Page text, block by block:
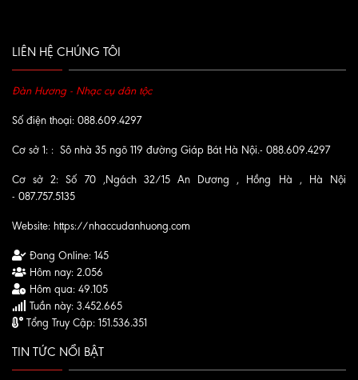
LIÊN HỆ CHÚNG TÔI
Đàn Hương - Nhạc cụ dân tộc
Số điện thoại: 088.609.4297
Cơ sở 1: : Sô nhà 35 ngõ 119 đường Giáp Bát Hà Nội.- 088.609.4297
Cơ sở 2: Số 70 ,Ngách 32/15 An Dương , Hồng Hà , Hà Nội
- 087.757.5135
Website: https://nhaccudanhuong.com
Đang Online: 145
Hôm nay: 2.056
Hôm qua: 49.105
Tuần này: 3.452.665
Tổng Truy Cập: 151.536.351
TIN TỨC NỔI BẬT